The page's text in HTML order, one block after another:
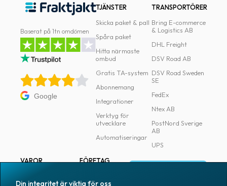
Baserat på 1tn omdömen
Google
TJÄNSTER
Skicka paket & pall
Spåra paket
Hitta närmaste
ombud
Gratis TA-system
Abonnemang
Integrationer
Verktyg för
utvecklare
Automatiseringar
TRANSPORTÖRER
Bring E-commerce
& Logistics AB
DHL Freight
DSV Road AB
DSV Road Sweden
SE
FedEx
Ntex AB
PostNord Sverige
AB
UPS
VAROR
FÖRETAG
Din integritet är viktig för oss